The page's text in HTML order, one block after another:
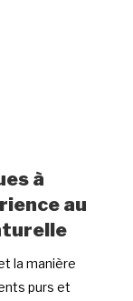
à
au
la manière
purs et